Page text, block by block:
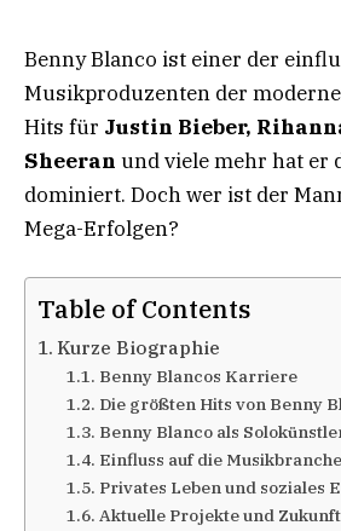
Benny Blanco ist einer der
Musikproduzenten der
Hits für Justin Bieber,
Sheeran und viele mehr hat er
dominiert. Doch wer ist der
Mega-Erfolgen?
Table of Contents
Kurze Biographie
Benny Blancos Karriere
Die größten Hits von Benny
Benny Blanco als
Einfluss auf die Musikbranche
Privates Leben und soziales
Aktuelle Projekte und Zukunft